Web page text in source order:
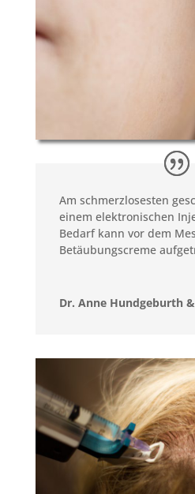
Am schmerzlosesten
einem elektronischen
Bedarf kann vor dem
Betäubungscreme
Dr. Anne Hundgeburth